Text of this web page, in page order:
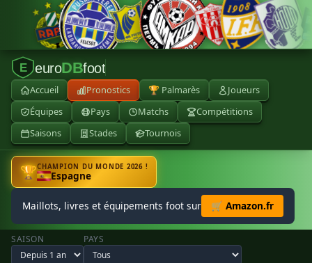
E euroDBfoot
Accueil Pronostics 🏆 Palmarès
Joueurs
Équipes
Pays Matchs
Compétitions
Saisons
Stades Tournois
🏆CHAMPION DU MONDE 2026 !
Espagne
Maillots, livres et équipements foot sur 🛒 Amazon.fr
SAISON PAYS